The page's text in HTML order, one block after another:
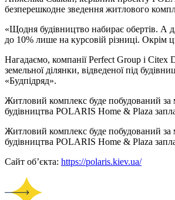
безперешкодне зведення житлового
«Щодня будівництво набирає обертів. А
до 10% лише на курсовій різниці. Окрім
Нагадаємо, компанії Perfect Group і Сitex
земельної ділянки, відведеної під
«Будпідряд».
Житловий комплекс буде побудований за
будівництва POLARIS Home & Plaza
Житловий комплекс буде побудований за
будівництва POLARIS Home & Plaza
Сайт об’єкта: https://polaris.kiev.ua/